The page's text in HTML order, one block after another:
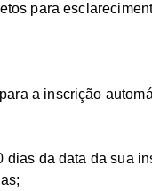
para
a inscrição
dias da data da sua